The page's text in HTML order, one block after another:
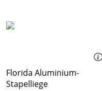
Florida Aluminium-
Stapelliege